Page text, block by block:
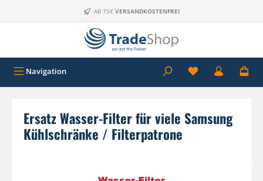
Zum Hauptinhalt springenAB 75€ VERSANDKOSTENFREI
Navigation
Ersatz Wasser-Filter für viele Samsung
Kühlschränke / Filterpatrone
Bildergalerie überspringen